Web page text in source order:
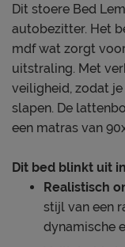
Dit stoere Bed
autobezitter. Het
mdf wat zorgt
uitstraling. Met
veiligheid, zodat
slapen. De
een matras van
Dit bed blinkt uit
Realistisch
stijl van een
dynamische